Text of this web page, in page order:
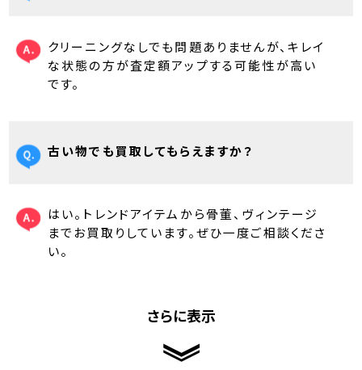
クリーニングなしでも問題ありませんが、キレイ
な状態の方が査定額アップする可能性が高い
です。
古い物でも買取してもらえますか？
はい。トレンドアイテムから骨董、ヴィンテージ
までお買取りしています。ぜひ一度ご相談くださ
い。
さらに表示